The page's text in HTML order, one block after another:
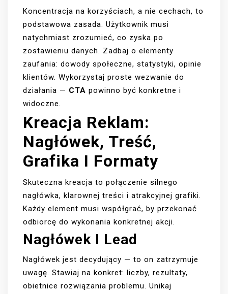
Koncentracja na korzyściach, a nie cechach, to
podstawowa zasada. Użytkownik musi
natychmiast zrozumieć, co zyska po
zostawieniu danych. Zadbaj o elementy
zaufania: dowody społeczne, statystyki, opinie
klientów. Wykorzystaj proste wezwanie do
działania — CTA powinno być konkretne i
widoczne.
Kreacja Reklam:
Nagłówek, Treść,
Grafika I Formaty
Skuteczna kreacja to połączenie silnego
nagłówka, klarownej treści i atrakcyjnej grafiki.
Każdy element musi współgrać, by przekonać
odbiorcę do wykonania konkretnej akcji.
Nagłówek I Lead
Nagłówek jest decydujący — to on zatrzymuje
uwagę. Stawiaj na konkret: liczby, rezultaty,
obietnice rozwiązania problemu. Unikaj